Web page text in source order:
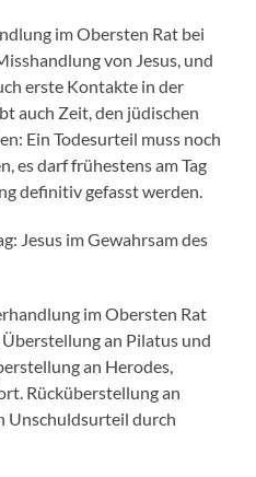
im Obersten Rat bei
von Jesus, und
erste Kontakte in der
auch Zeit, den jüdischen
Ein Todesurteil muss noch
es darf frühestens am Tag
definitiv gefasst werden.
Jesus im Gewahrsam des
im Obersten Rat
an Pilatus und
an Herodes,
Rücküberstellung an
Unschuldsurteil durch